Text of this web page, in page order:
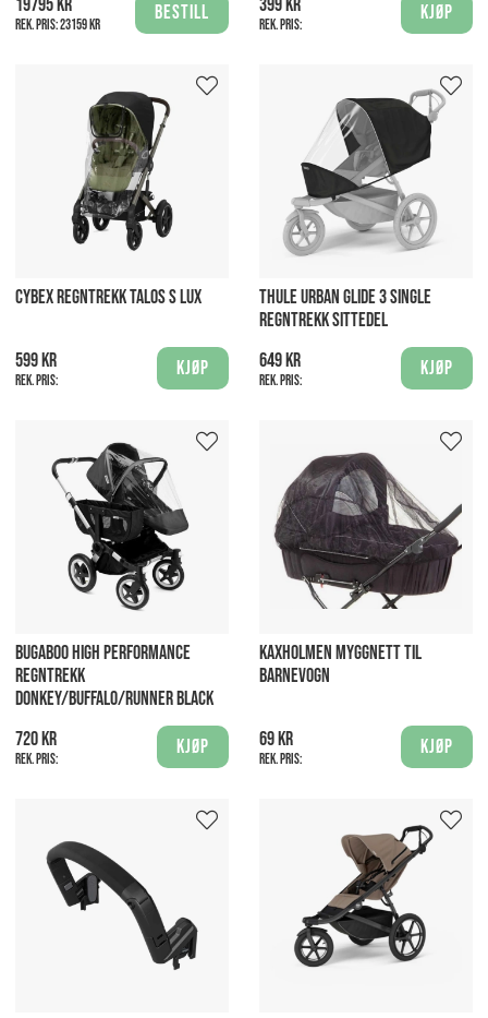
19795 kr
Rek. pris:23159 kr
Bestill 399 kr
Rek. pris:
Kjøp
CYBEX REGNTREKK TALOS S LUX
599 kr
Rek. pris:
Kjøp
THULE URBAN GLIDE 3 SINGLE
REGNTREKK SITTEDEL
649 kr
Rek. pris:
Kjøp
BUGABOO HIGH PERFORMANCE
REGNTREKK
DONKEY/BUFFALO/RUNNER BLACK
720 kr
Rek. pris:
Kjøp
KAXHOLMEN MYGGNETT TIL
BARNEVOGN
69 kr
Rek. pris:
Kjøp